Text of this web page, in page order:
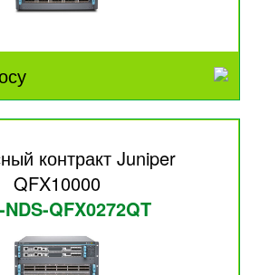
контракт Juniper
QFX10000
NDS-QFX0272QT